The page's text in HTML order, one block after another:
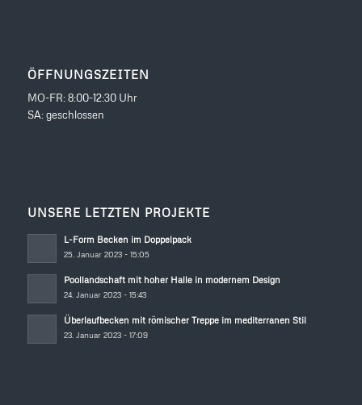
ÖFFNUNGSZEITEN
MO-FR: 8:00-12:30 Uhr
SA: geschlossen
UNSERE LETZTEN PROJEKTE
L-Form Becken im Doppelpack
25. Januar 2023 - 15:05
Poollandschaft mit hoher Halle in modernem Design
24. Januar 2023 - 15:43
Überlaufbecken mit römischer Treppe im mediterranen Stil
23. Januar 2023 - 17:09